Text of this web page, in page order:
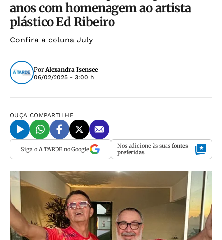
anos com homenagem ao artista
plástico Ed Ribeiro
Confira a coluna July
PorAlexandra Isensee
06/02/2025 - 3:00 h
OUÇA COMPARTILHE
Siga o A TARDEno Google Nos adicione às suas fontes
preferidas